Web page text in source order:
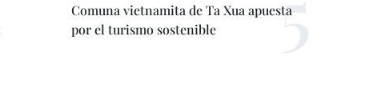
Comuna vietnamita de Ta Xua apuesta
por el turismo sostenible